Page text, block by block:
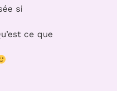
si
ce que